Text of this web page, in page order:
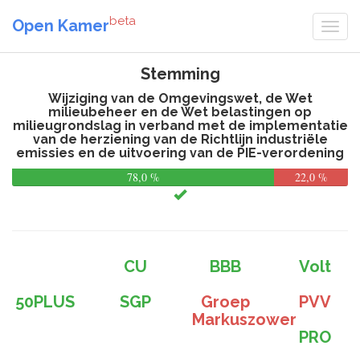
Open Kamerbeta
Stemming
Wijziging van de Omgevingswet, de Wet
milieubeheer en de Wet belastingen op
milieugrondslag in verband met de implementatie
van de herziening van de Richtlijn industriële
emissies en de uitvoering van de PIE-verordening
78,0 %
22,0 %
CU BBB
Volt
50PLUS
SGP
Groep
Markuszower
PVV
PRO